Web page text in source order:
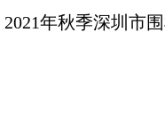
2021年秋季深圳市